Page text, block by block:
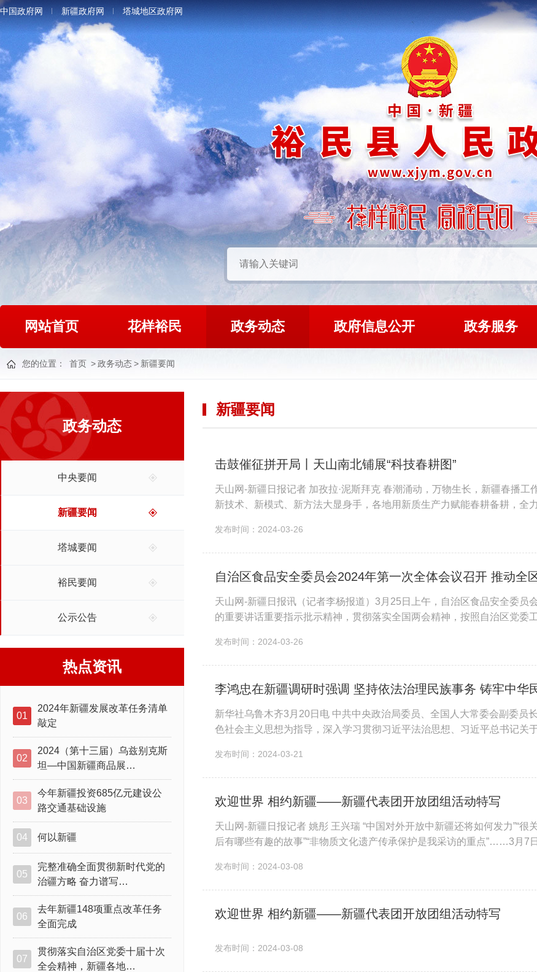
中国政府网 新疆政府网 塔城地区政府网
网站首页 花样裕民 政务动态 政府信息公开 政务服务
您的位置： 首页 >政务动态> 新疆要闻
政务动态
中央要闻
新疆要闻
塔城要闻
裕民要闻
公示公告
热点资讯
01
2024年新疆发展改革任务清单
敲定
02
2024（第十三届）乌兹别克斯
坦—中国新疆商品展…
03
今年新疆投资685亿元建设公
路交通基础设施
04 何以新疆
05
完整准确全面贯彻新时代党的
治疆方略 奋力谱写…
06
去年新疆148项重点改革任务
全面完成
07
贯彻落实自治区党委十届十次
全会精神，新疆各地…
新疆要闻
击鼓催征拼开局丨天山南北铺展“科技春耕图”
天山网-新疆日报记者 加孜拉·泥斯拜克 春潮涌动，万物生长，新疆春播
新技术、新模式、新方法大显身手，各地用新质生产力赋能春耕备耕，
发布时间：2024-03-26
自治区食品安全委员会2024年第一次全体会议召开 推动全
天山网-新疆日报讯（记者李杨报道）3月25日上午，自治区食品安全委
的重要讲话重要指示批示精神，贯彻落实全国两会精神，按照自治区党
发布时间：2024-03-26
李鸿忠在新疆调研时强调 坚持依法治理民族事务 铸牢中华
新华社乌鲁木齐3月20日电 中共中央政治局委员、全国人大常委会副委
色社会主义思想为指导，深入学习贯彻习近平法治思想、习近平总书记
发布时间：2024-03-21
欢迎世界 相约新疆——新疆代表团开放团组活动特写
天山网-新疆日报记者 姚彤 王兴瑞 “中国对外开放中新疆还将如何发力”“
后有哪些有趣的故事”“非物质文化遗产传承保护是我采访的重点”……3月
发布时间：2024-03-08
欢迎世界 相约新疆——新疆代表团开放团组活动特写
发布时间：2024-03-08